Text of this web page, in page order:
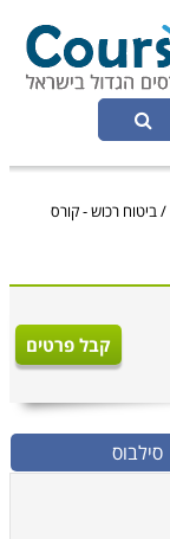
/ביטוח רכוש - קורס
קבל פרטים
סילבוס